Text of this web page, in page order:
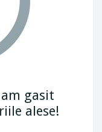
gasit
alese!